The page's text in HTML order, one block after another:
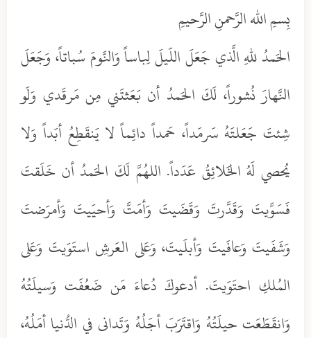
بِسمِ الله الرَّحمنِ الرَّحيمِ
الحَمدُ للهِ الَّذي جَعَلَ اللّيلَ لِباساً وَالنَّومَ سُباتاً، وَجَعَلَ
النَّهارَ نُشوراً، لَكَ الحَمدُ أن بَعَثتَني مِن مَرقَدي وَلَو
شِئتَ جَعَلتَهُ سَرمَداً، حَمداً دائِماً لا يَنقَطِعُ أبَداً وَلا
يُحصي لَهُ الخَلائِقُ عَدَداً. اللهُمَّ لَكَ الحَمدُ أن خَلَقتَ
فَسَوَّيتَ وَقَدَّرتَ وَقَضَيتَ وَأمَتَّ وَأحيَيتَ وَأمرَضتَ
وَشَفَيتَ وَعافَيتَ وَأبلَيتَ، وَعَلى العَرشِ استَوَيتَ وَعَلى
المُلكِ احتَوَيتَ. أدعوكَ دُعاءَ مَن ضَعُفَت وَسيلَتُهُ
وَانقَطَعَت حيلَتُهُ وَاقتَرَبَ أجَلُهُ وَتَدانى في الدُّنيا أمَلُهُ،